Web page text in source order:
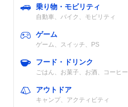
乗り物・モビリティ
自動車、バイク、モビリティ
ゲーム
ゲーム、スイッチ、PS
フード・ドリンク
ごはん、お菓子、お酒、コーヒー
アウトドア
キャンプ、アクティビティ